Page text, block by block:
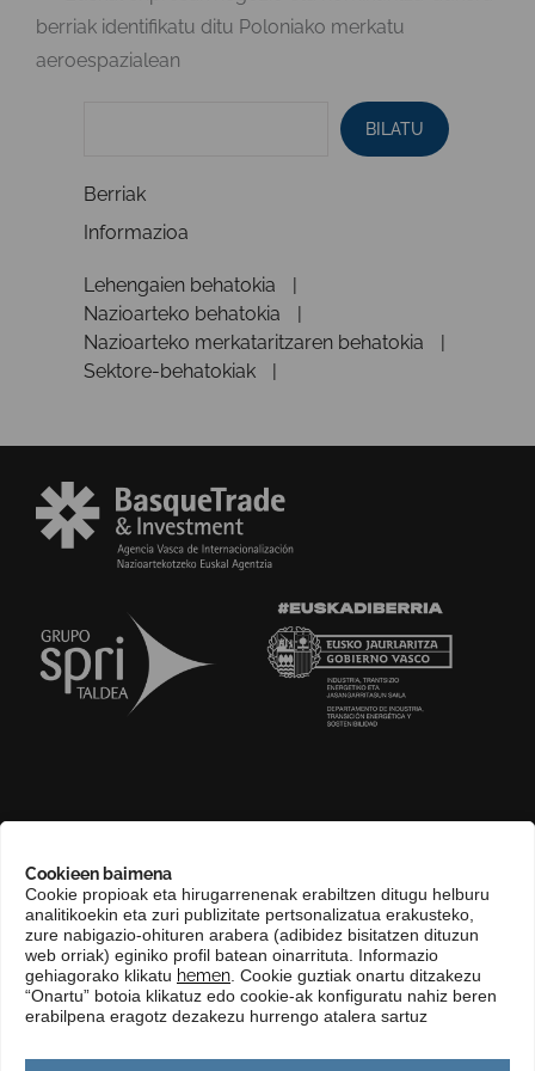
Cookieen baimena
Cookie propioak eta hirugarrenenak erabiltzen ditugu helburu
analitikoekin eta zuri publizitate pertsonalizatua erakusteko,
zure nabigazio-ohituren arabera (adibidez bisitatzen dituzun
web orriak) eginiko profil batean oinarrituta. Informazio
gehiagorako klikatu hemen . Cookie guztiak onartu ditzakezu
“Onartu” botoia klikatuz edo cookie-ak konfiguratu nahiz beren
erabilpena eragotz dezakezu hurrengo atalera sartuz
berriak identifikatu ditu Poloniako merkatu
aeroespazialean
BILATU
Berriak
Informazioa
Lehengaien behatokia
Nazioarteko behatokia
Nazioarteko merkataritzaren behatokia
Sektore-behatokiak
COMPLIANCE CHANNEL
HARREMANETARAKO
EUSKARA
KONTRATATZAILEAREN PROFILA
GARDENTASUN ATARIA